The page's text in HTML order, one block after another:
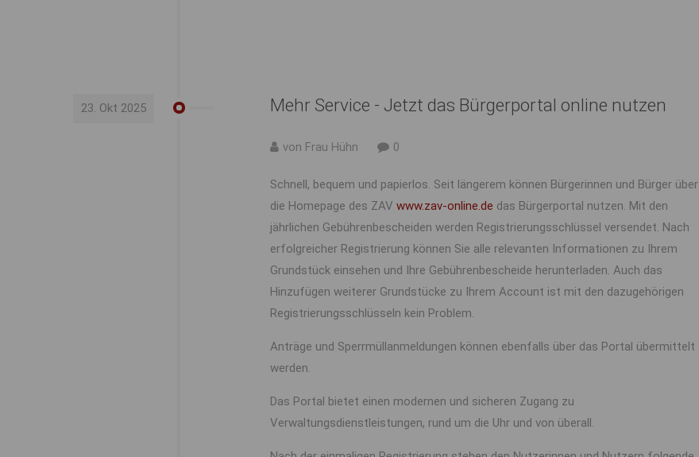
23. Okt 2025 Mehr Service - Jetzt das Bürgerportal online nutzen
von Frau Hühn 0
Schnell, bequem und papierlos. Seit längerem können Bürgerinnen und Bürger über
die Homepage des ZAV www.zav-online.de das Bürgerportal nutzen. Mit den
jährlichen Gebührenbescheiden werden Registrierungsschlüssel versendet. Nach
erfolgreicher Registrierung können Sie alle relevanten Informationen zu Ihrem
Grundstück einsehen und Ihre Gebührenbescheide herunterladen. Auch das
Hinzufügen weiterer Grundstücke zu Ihrem Account ist mit den dazugehörigen
Registrierungsschlüsseln kein Problem.
Anträge und Sperrmüllanmeldungen können ebenfalls über das Portal übermittelt
werden.
Das Portal bietet einen modernen und sicheren Zugang zu
Verwaltungsdienstleistungen, rund um die Uhr und von überall.